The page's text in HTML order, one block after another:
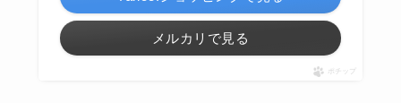
メルカリで見る
ポチップ